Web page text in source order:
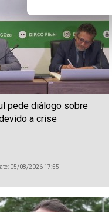
pede diálogo sobre
a crise
05/08/2026 17:55